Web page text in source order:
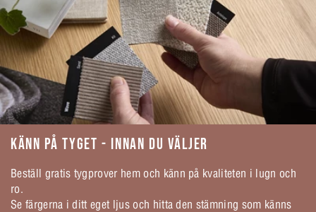
KÄNN PÅ TYGET - INNAN DU VÄLJER
Beställ gratis tygprover hem och känn på kvaliteten i lugn och
ro.
Se färgerna i ditt eget ljus och hitta den stämning som känns